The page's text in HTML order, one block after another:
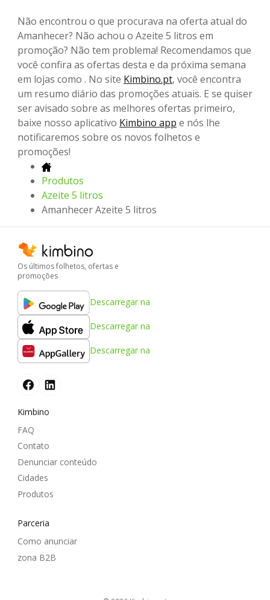
Não encontrou o que procurava na oferta atual do
Amanhecer? Não achou o Azeite 5 litros em
promoção? Não tem problema! Recomendamos que
você confira as ofertas desta e da próxima semana
em lojas como . No site Kimbino.pt, você encontra
um resumo diário das promoções atuais. E se quiser
ser avisado sobre as melhores ofertas primeiro,
baixe nosso aplicativo Kimbino app e nós lhe
notificaremos sobre os novos folhetos e
promoções!
Produtos
Azeite 5 litros
Amanhecer Azeite 5 litros
Os últimos folhetos, ofertas e
promoções
Descarregar na
Descarregar na
Descarregar na
Kimbino
FAQ
Contato
Denunciar conteúdo
Cidades
Produtos
Parceria
Como anunciar
zona B2B